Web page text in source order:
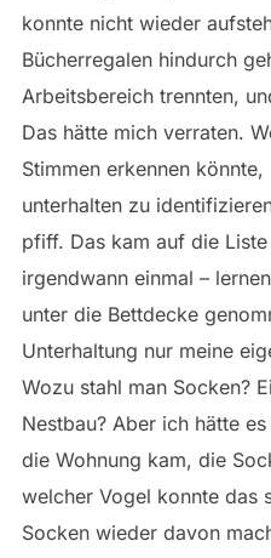
konnte nicht wieder
Bücherregalen hindurch
Arbeitsbereich trennten,
Das hätte mich verraten.
Stimmen erkennen
unterhalten zu
pfiff. Das kam auf die
irgendwann einmal –
unter die Bettdecke
Unterhaltung nur meine
Wozu stahl man Socken?
Nestbau? Aber ich hätte
die Wohnung kam, die
welcher Vogel konnte das
Socken wieder davon